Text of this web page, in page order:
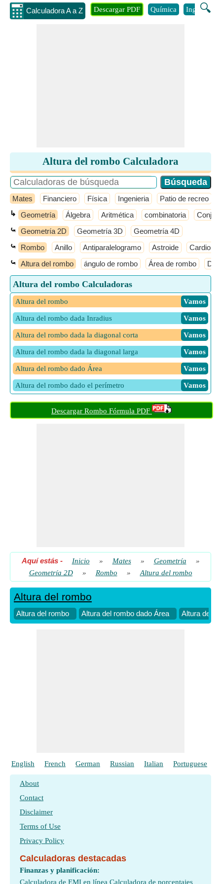
Calculadora A a Z 🔍
Descargar PDF Química Ingenieria
Altura del rombo Calculadora
Mates Financiero Física Ingenieria Patio de recreo
↳ Geometría Álgebra Aritmética combinatoria
⤿ Geometría 2D Geometría 3D Geometría 4D
⤿ Rombo Anillo Antiparalelogramo Astroide Cardioide
⤿ Altura del rombo ángulo de rombo Área de rombo
Altura del rombo Calculadoras
Altura del rombo ​ Vamos
Altura del rombo dada Inradius ​ Vamos
Altura del rombo dada la diagonal corta ​ Vamos
Altura del rombo dada la diagonal larga ​ Vamos
Altura del rombo dado Área ​ Vamos
Altura del rombo dado el perímetro ​ Vamos
Descargar Rombo Fórmula PDF
Aquí estás- Inicio » Mates » Geometría
»
Geometría 2D
» Rombo » Altura del rombo
Altura del rombo
Altura del rombo Altura del rombo dado Área Altura del
English French German Russian Italian Portuguese
About
Contact
Disclaimer
Terms of Use
Privacy Policy
Calculadoras destacadas
Finanzas y planificación:
Calculadora de EMI en línea Calculadora de porcentajes